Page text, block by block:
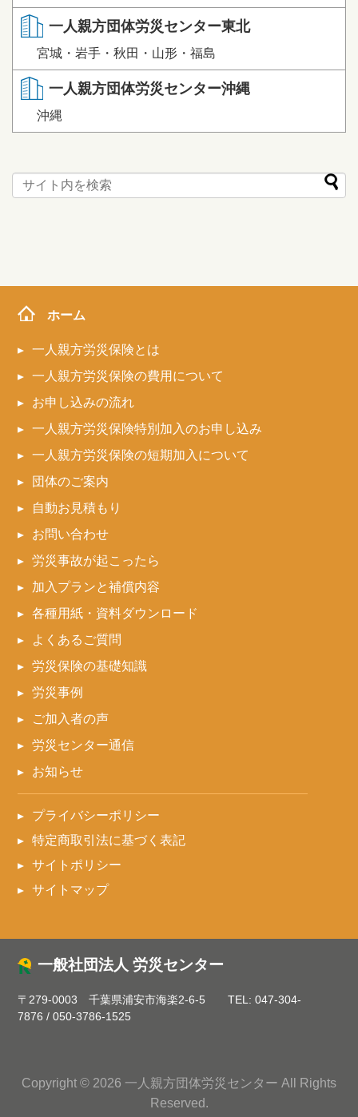
一人親方団体労災センター東北
宮城・岩手・秋田・山形・福島
一人親方団体労災センター沖縄
沖縄
ホーム
一人親方労災保険とは
一人親方労災保険の費用について
お申し込みの流れ
一人親方労災保険特別加入のお申し込み
一人親方労災保険の短期加入について
団体のご案内
自動お見積もり
お問い合わせ
労災事故が起こったら
加入プランと補償内容
各種用紙・資料ダウンロード
よくあるご質問
労災保険の基礎知識
労災事例
ご加入者の声
労災センター通信
お知らせ
プライバシーポリシー
特定商取引法に基づく表記
サイトポリシー
サイトマップ
一般社団法人 労災センター
〒279-0003 千葉県浦安市海楽2-6-5 TEL:047-304-
7876 /050-3786-1525
Copyright © 2026 一人親方団体労災センター All Rights
Reserved.